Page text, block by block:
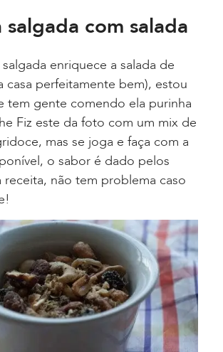
salgada com salada
enriquece a salada de
casa perfeitamente bem), estou
tem gente comendo ela purinha
Fiz este da foto com um mix de
mas se joga e faça com a
o sabor é dado pelos
não tem problema caso